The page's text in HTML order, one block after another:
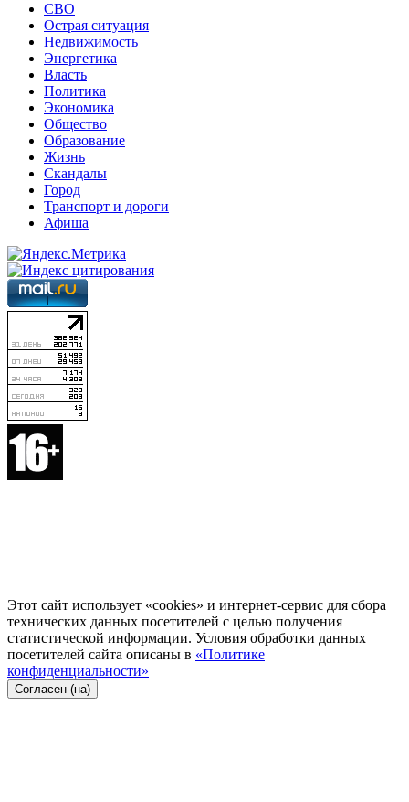
СВО
Острая ситуация
Недвижимость
Энергетика
Власть
Политика
Экономика
Общество
Образование
Жизнь
Скандалы
Город
Транспорт и дороги
Афиша
Этот сайт использует «cookies» и интернет-сервис для сбора
технических данных посетителей с целью получения
статистической информации. Условия обработки данных
посетителей сайта описаны в «Политике
конфиденциальности»
Согласен (на)